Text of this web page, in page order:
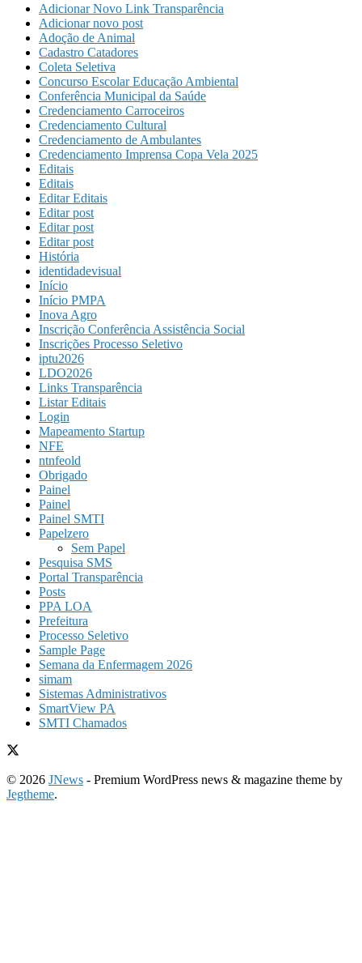
Adicionar Novo Link Transparência
Adicionar novo post
Adoção de Animal
Cadastro Catadores
Coleta Seletiva
Concurso Escolar Educação Ambiental
Conferência Municipal da Saúde
Credenciamento Carroceiros
Credenciamento Cultural
Credenciamento de Ambulantes
Credenciamento Imprensa Copa Vela 2025
Editais
Editais
Editar Editais
Editar post
Editar post
Editar post
História
identidadevisual
Início
Início PMPA
Inova Agro
Inscrição Conferência Assistência Social
Inscrições Processo Seletivo
iptu2026
LDO2026
Links Transparência
Listar Editais
Login
Mapeamento Startup
NFE
ntnfeold
Obrigado
Painel
Painel
Painel SMTI
Papelzero
Sem Papel
Pesquisa SMS
Portal Transparência
Posts
PPA LOA
Prefeitura
Processo Seletivo
Sample Page
Semana da Enfermagem 2026
simam
Sistemas Administrativos
SmartView PA
SMTI Chamados
© 2026 JNews - Premium WordPress news & magazine theme by
Jegtheme.